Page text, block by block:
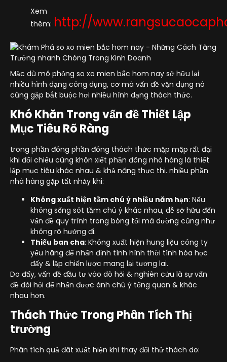
Xem
thêm: http://
Mặc dù mô phỏng so xo mien bắc hom nay sở hữu lại
nhiều hình dạng công dụng, cơ mà vấn đề vận dụng nó
cũng gặp bắt buộc hơi nhiều hình dạng thách thức.
Khó Khăn Trong vấn đề Thiết Lập
Mục Tiêu Rõ Ràng
trong phần đông phần đông thách thức mập mập rất đại
khi đối chiếu cùng khôn xiết phần đông nhà hàng là thiết
lập mục tiêu khác nhau & khả năng thực thi. nhiều phần
nhà hàng gặp tất nhảy khi:
Không xuất hiện tầm chú ý nhiều năm hạn: Nếu
không sống sót tầm chú ý khác nhau, dễ sở hữu đến
vấn đề quy trình trong bóng tối mà dường cũng như
không rõ hướng đi.
Thiếu ban cha: Không xuất hiện hung liệu công ty
yếu hãng để nhấn định tình hình thời tính hóa học
đấy & lập chiến lược mang lại tương lai.
Do đấy, vấn đề đầu tư vào dò hỏi & nghiên cứu là sự vấn
đề đòi hỏi để nhấn được ánh chú ý tổng quan & khác
nhau hơn.
Thách Thức Trong Phân Tích Thị
trường
Phân tích quả đât xuất hiện khi thay đổi thử thách do: